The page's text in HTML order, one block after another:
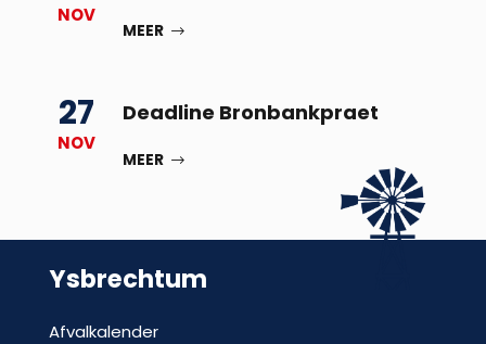
NOV
MEER
27
NOV
Deadline Bronbankpraet
MEER
Ysbrechtum
Afvalkalender